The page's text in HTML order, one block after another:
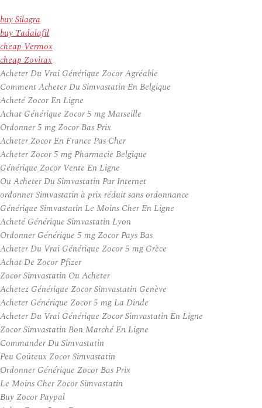
buy Silagra
buy Tadalafil
cheap Vermox
cheap Zovirax
Acheter Du Vrai Générique Zocor Agréable
Comment Acheter Du Simvastatin En Belgique
Acheté Zocor En Ligne
Achat Générique Zocor 5 mg Marseille
Ordonner 5 mg Zocor Bas Prix
Acheter Zocor En France Pas Cher
Acheter Zocor 5 mg Pharmacie Belgique
Générique Zocor Vente En Ligne
Ou Acheter Du Simvastatin Par Internet
ordonner Simvastatin à prix réduit sans ordonnance
Générique Simvastatin Le Moins Cher En Ligne
Acheté Générique Simvastatin Lyon
Ordonner Générique 5 mg Zocor Pays Bas
Acheter Du Vrai Générique Zocor 5 mg Grèce
Achat De Zocor Pfizer
Zocor Simvastatin Ou Acheter
Achetez Générique Zocor Simvastatin Genève
Acheter Générique Zocor 5 mg La Dinde
Acheter Du Vrai Générique Zocor Simvastatin En Ligne
Zocor Simvastatin Bon Marché En Ligne
Commander Du Simvastatin
Peu Coûteux Zocor Simvastatin
Ordonner Générique Zocor Bas Prix
Le Moins Cher Zocor Simvastatin
Buy Zocor Paypal